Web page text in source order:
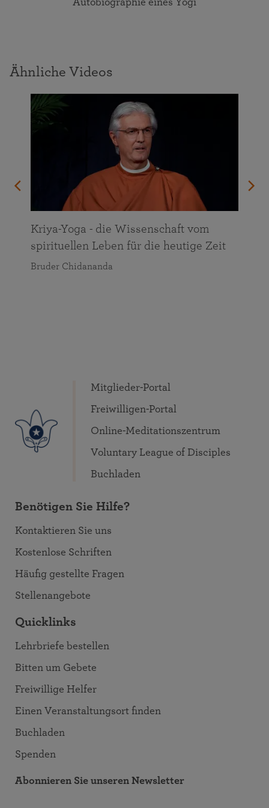
Autobiographie eines Yogi
Ähnliche Videos
Kriya-Yoga - die Wissenschaft vom
spirituellen Leben für die heutige Zeit
Bruder Chidananda
Mitglieder-Portal
Freiwilligen-Portal
Online-Meditationszentrum
Voluntary League of Disciples
Buchladen
Benötigen Sie Hilfe?
Kontaktieren Sie uns
Kostenlose Schriften
Häufig gestellte Fragen
Stellenangebote
Quicklinks
Lehrbriefe bestellen
Bitten um Gebete
Freiwillige Helfer
Einen Veranstaltungsort finden
Buchladen
Spenden
Abonnieren Sie unseren Newsletter